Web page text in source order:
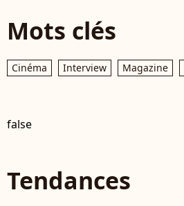
Mots clés
Cinéma Interview Magazine
false
Tendances